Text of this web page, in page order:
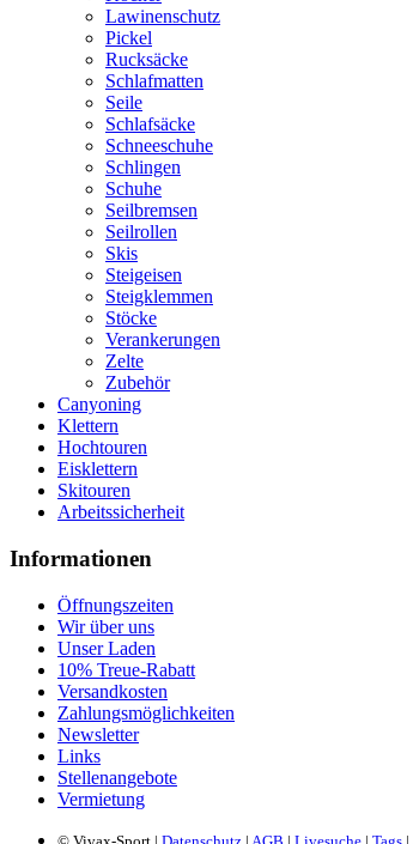
Lawinenschutz
Pickel
Rucksäcke
Schlafmatten
Seile
Schlafsäcke
Schneeschuhe
Schlingen
Schuhe
Seilbremsen
Seilrollen
Skis
Steigeisen
Steigklemmen
Stöcke
Verankerungen
Zelte
Zubehör
Canyoning
Klettern
Hochtouren
Eisklettern
Skitouren
Arbeitssicherheit
Informationen
Öffnungszeiten
Wir über uns
Unser Laden
10% Treue-Rabatt
Versandkosten
Zahlungsmöglichkeiten
Newsletter
Links
Stellenangebote
Vermietung